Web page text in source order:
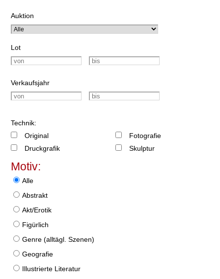
Auktion
Lot
Verkaufsjahr
Technik:
Original
Druckgrafik
Fotografie
Skulptur
Motiv:
Alle
Abstrakt
Akt/Erotik
Figürlich
Genre (alltägl. Szenen)
Geografie
Illustrierte Literatur